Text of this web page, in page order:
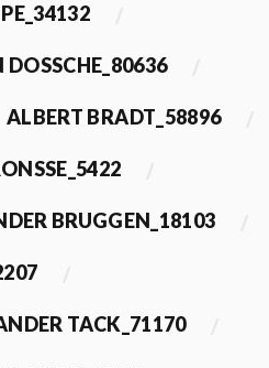
ALBERT BRADT_58896
BRUGGEN_18103
TACK_71170